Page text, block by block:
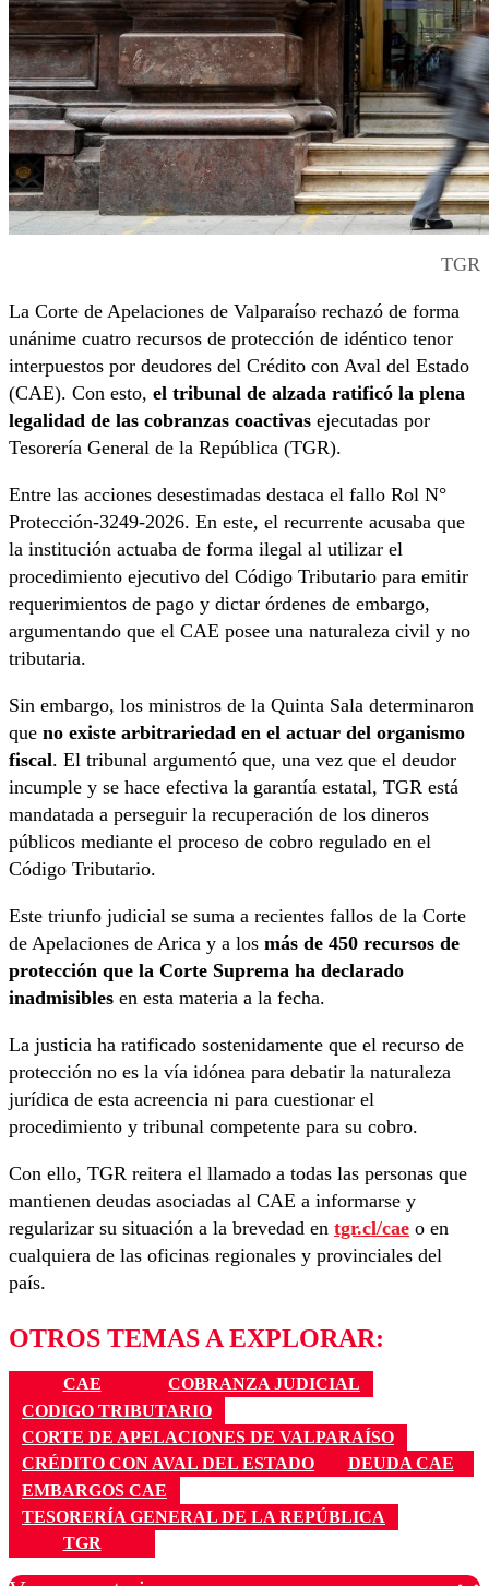
TGR
La Corte de Apelaciones de Valparaíso rechazó de forma
unánime cuatro recursos de protección de idéntico tenor
interpuestos por deudores del Crédito con Aval del Estado
(CAE). Con esto, el tribunal de alzada ratificó la plena
legalidad de las cobranzas coactivas ejecutadas por
Tesorería General de la República (TGR).
Entre las acciones desestimadas destaca el fallo Rol N°
Protección-3249-2026. En este, el recurrente acusaba que
la institución actuaba de forma ilegal al utilizar el
procedimiento ejecutivo del Código Tributario para emitir
requerimientos de pago y dictar órdenes de embargo,
argumentando que el CAE posee una naturaleza civil y no
tributaria.
Sin embargo, los ministros de la Quinta Sala determinaron
que no existe arbitrariedad en el actuar del organismo
fiscal. El tribunal argumentó que, una vez que el deudor
incumple y se hace efectiva la garantía estatal, TGR está
mandatada a perseguir la recuperación de los dineros
públicos mediante el proceso de cobro regulado en el
Código Tributario.
Este triunfo judicial se suma a recientes fallos de la Corte
de Apelaciones de Arica y a los más de 450 recursos de
protección que la Corte Suprema ha declarado
inadmisibles en esta materia a la fecha.
La justicia ha ratificado sostenidamente que el recurso de
protección no es la vía idónea para debatir la naturaleza
jurídica de esta acreencia ni para cuestionar el
procedimiento y tribunal competente para su cobro.
Con ello, TGR reitera el llamado a todas las personas que
mantienen deudas asociadas al CAE a informarse y
regularizar su situación a la brevedad en tgr.cl/cae o en
cualquiera de las oficinas regionales y provinciales del
país.
OTROS TEMAS A EXPLORAR:
CAE
COBRANZA JUDICIAL
CODIGO TRIBUTARIO
CORTE DE APELACIONES DE VALPARAÍSO
CRÉDITO CON AVAL DEL ESTADO
DEUDA CAE
EMBARGOS CAE
TESORERÍA GENERAL DE LA REPÚBLICA
TGR